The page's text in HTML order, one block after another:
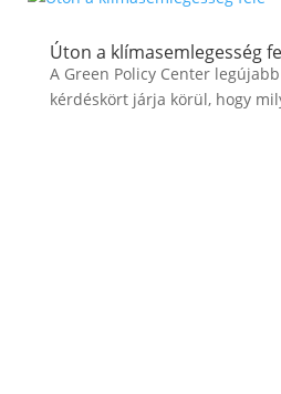
Úton a klímasemlegesség
A Green Policy Center
kérdéskört járja körül, hogy